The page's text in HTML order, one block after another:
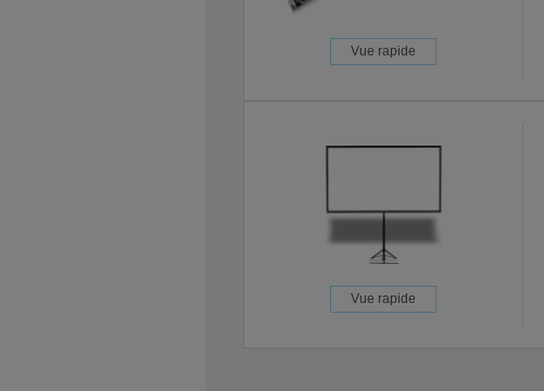
Vue rapide
Vue rapide